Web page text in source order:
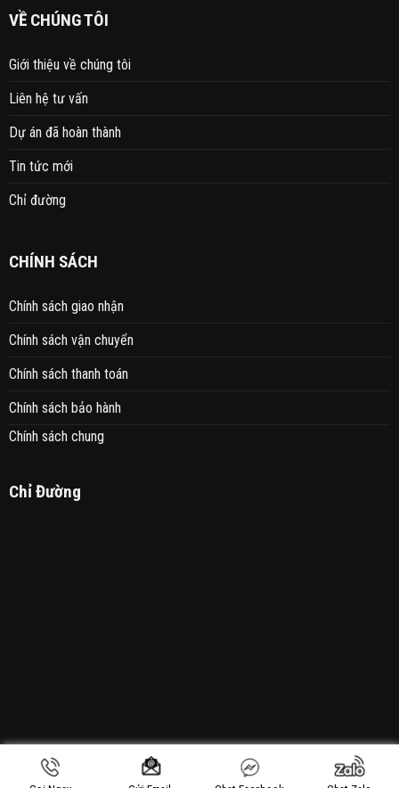
VỀ CHÚNG TÔI
Giới thiệu về chúng tôi
Liên hệ tư vấn
Dự án đã hoàn thành
Tin tức mới
Chỉ đường
CHÍNH SÁCH
Chính sách giao nhận
Chính sách vận chuyển
Chính sách thanh toán
Chính sách bảo hành
Chính sách chung
Chỉ Đường
Copyright 2021 © Sơn Sửa Nhà 24h - Thiết Kế Bởi: MANHAN.VN